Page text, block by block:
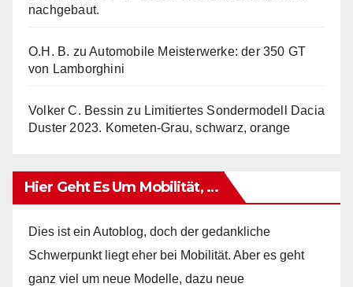
nachgebaut.
O.H. B. zuAutomobile Meisterwerke: der 350 GT
von Lamborghini
Volker C. Bessin zu Limitiertes Sondermodell Dacia
Duster 2023. Kometen-Grau, schwarz, orange
Hier Geht Es Um Mobilität, …
Dies ist ein Autoblog, doch der gedankliche
Schwerpunkt liegt eher bei Mobilität. Aber es geht
ganz viel um neue Modelle, dazu neue